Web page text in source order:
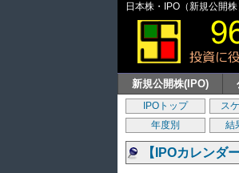
日本株・IPO（新規公開
新規公開株(IPO)
IPOトップ ス
年度別
結
【IPOカレンダ